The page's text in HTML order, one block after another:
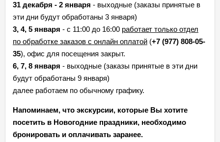
31 декабря - 2 января - выходные (заказы принятые в
эти дни будут обработаны 3 января)
3, 4, 5 января - с 11:00 до 16:00 работает только отдел
по обработке заказов с онлайн оплатой (+7 (977) 808-05-
35), офис для посещения закрыт.
6, 7, 8 января - выходные (заказы принятые в эти дни
будут обработаны 9 января)
далее работаем по обычному графику.
Напоминаем, что экскурсии, которые Вы хотите
посетить в Новогодние праздники, необходимо
бронировать и оплачивать заранее.